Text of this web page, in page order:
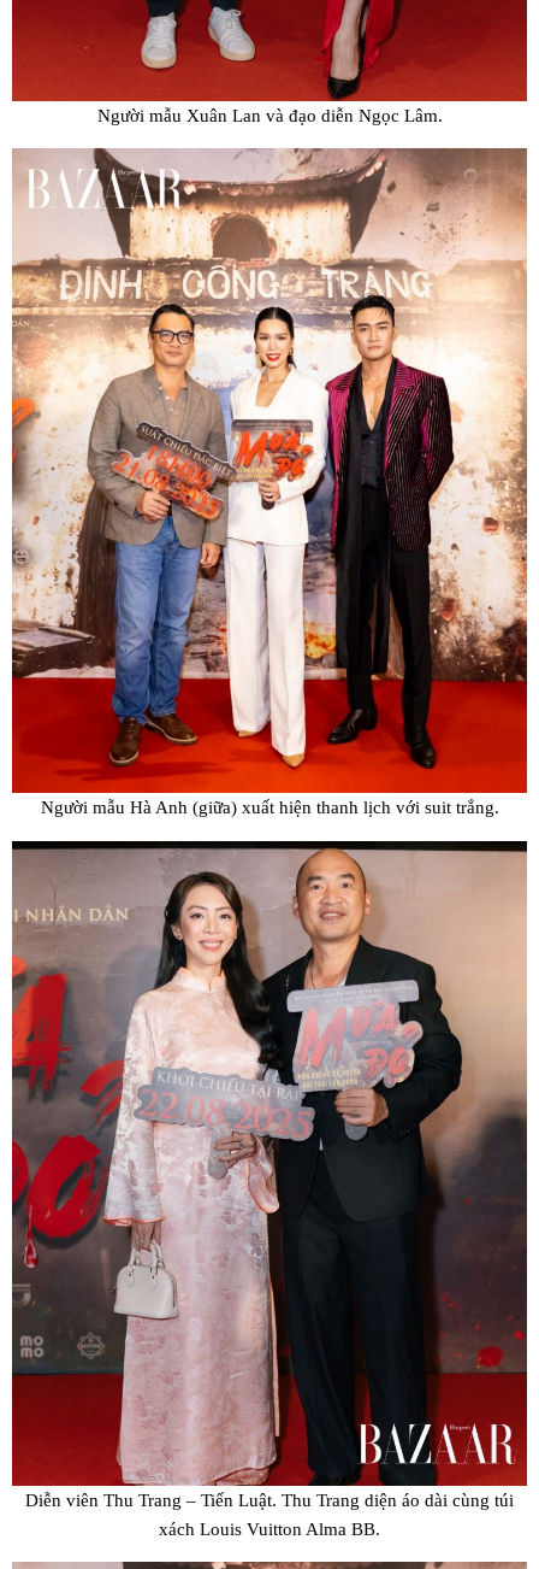
Người mẫu Xuân Lan và đạo diễn Ngọc Lâm.
Người mẫu Hà Anh (giữa) xuất hiện thanh lịch với suit trắng.
Diễn viên Thu Trang – Tiến Luật. Thu Trang diện áo dài cùng túi
xách Louis Vuitton Alma BB.